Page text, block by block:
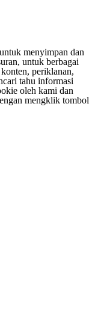
menyimpan dan
untuk berbagai
periklanan,
tahu informasi
oleh kami dan
mengklik tombol